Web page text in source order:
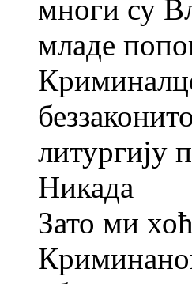
многи су
младе
литургију
Никада
Зато ми